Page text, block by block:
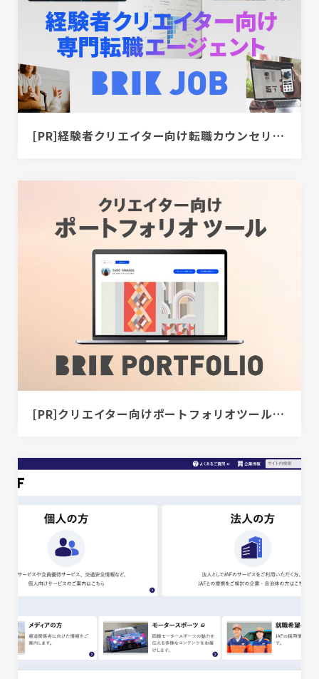
[PR]経験者クリエイター向け転職カウンセリング｜デザイナー / ディレクター / エンジニア
[PR]クリエイター向けポートフォリオツール｜BRIK PORTFOLIO